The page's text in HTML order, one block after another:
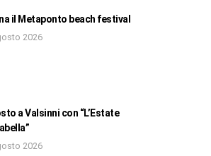
il Metaponto beach festival
2026
a Valsinni con “L’Estate
2026